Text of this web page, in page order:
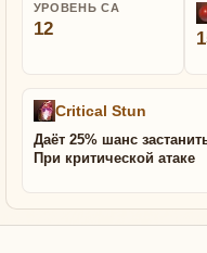
УРОВЕНЬ СА
12
Critical Stun
Даёт 25% шанс
При критической атаке